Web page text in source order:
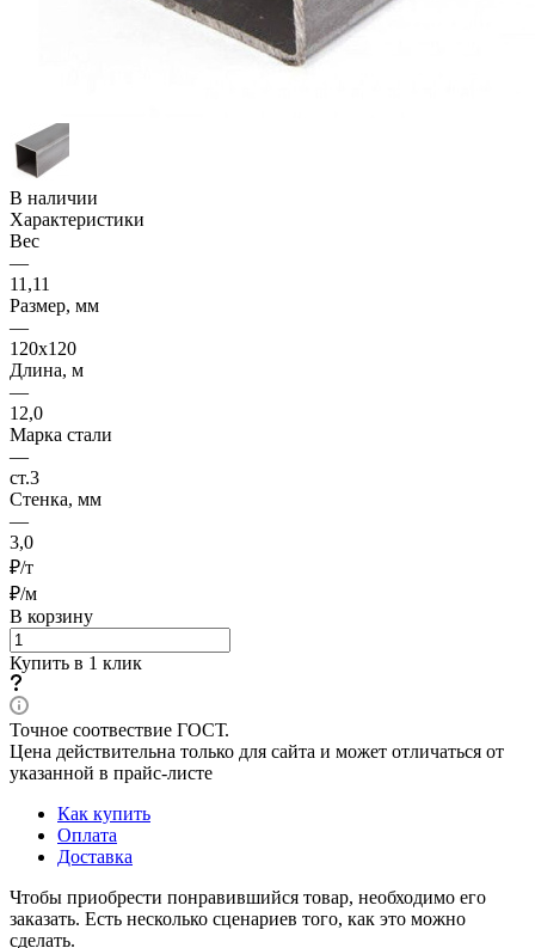
В наличии
Характеристики
Вес
—
11,11
Размер, мм
—
120x120
Длина, м
—
12,0
Марка стали
—
ст.3
Стенка, мм
—
3,0
₽/т
₽/м
В корзину
Купить в 1 клик
Точное соотвествие ГОСТ.
Цена действительна только для сайта и может отличаться от
указанной в прайс-листе
Как купить
Оплата
Доставка
Чтобы приобрести понравившийся товар, необходимо его
заказать. Есть несколько сценариев того, как это можно
сделать.